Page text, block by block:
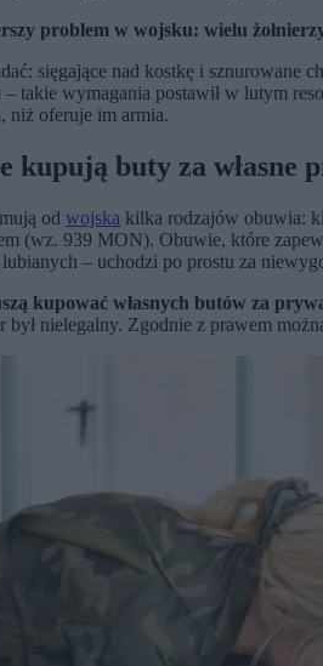
problem w wojsku: wielu
sięgające nad kostkę i
takie wymagania postawił w lutym
niż oferuje im armia.
kupują buty za własne
od wojska kilka rodzajów obuwia:
(wz. 939 MON). Obuwie, które
– uchodzi po prostu za
kupować własnych butów za
był nielegalny. Zgodnie z prawem